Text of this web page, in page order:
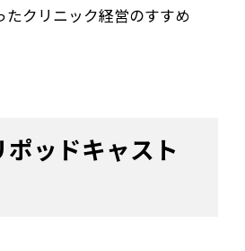
たクリニック経営のすすめ
ッドキャスト